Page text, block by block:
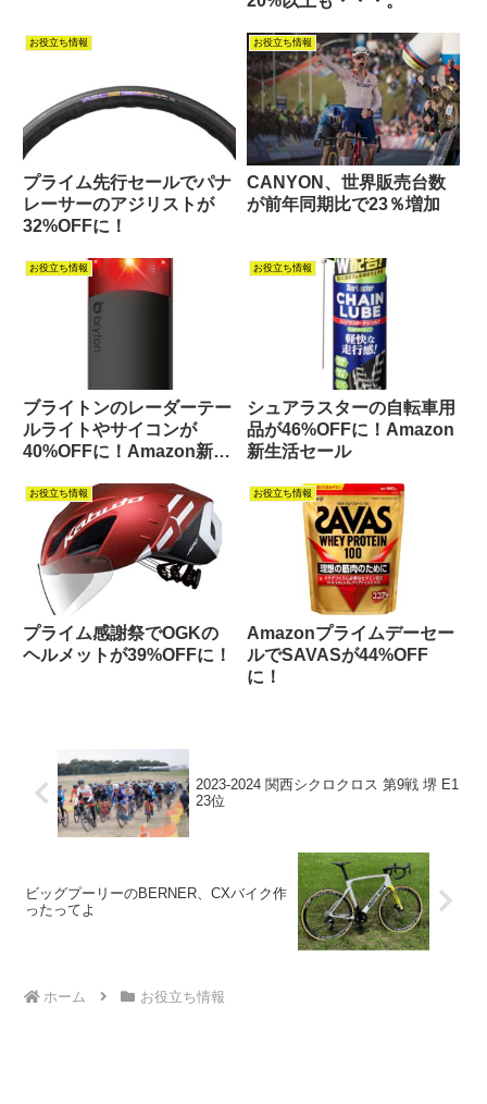
お役立ち情報
プライム先行セールでパナ
レーサーのアジリストが
32%OFFに！
お役立ち情報
CANYON、世界販売台数
が前年同期比で23％増加
お役立ち情報
ブライトンのレーダーテー
ルライトやサイコンが
40%OFFに！Amazon新生
お役立ち情報
シュアラスターの自転車用
品が46%OFFに！Amazon
新生活セール
お役立ち情報
プライム感謝祭でOGKの
ヘルメットが39%OFFに！
お役立ち情報
Amazonプライムデーセー
ルでSAVASが44%OFF
に！
2023-2024 関西シクロクロス 第9戦 堺 E1
23位
ビッグプーリーのBERNER、CXバイク作
ったってよ
ホーム お役立ち情報